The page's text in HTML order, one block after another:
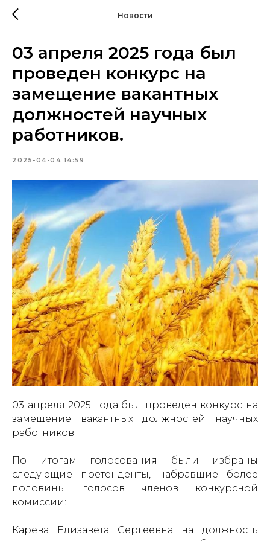
Новости
03 апреля 2025 года был
проведен конкурс на
замещение вакантных
должностей научных
работников.
2025-04-04 14:59
03 апреля 2025 года был проведен конкурс на
замещение вакантных должностей научных
работников.
По итогам голосования были избраны
следующие претенденты, набравшие более
половины голосов членов конкурсной
комиссии:
Карева Елизавета Сергеевна на должность